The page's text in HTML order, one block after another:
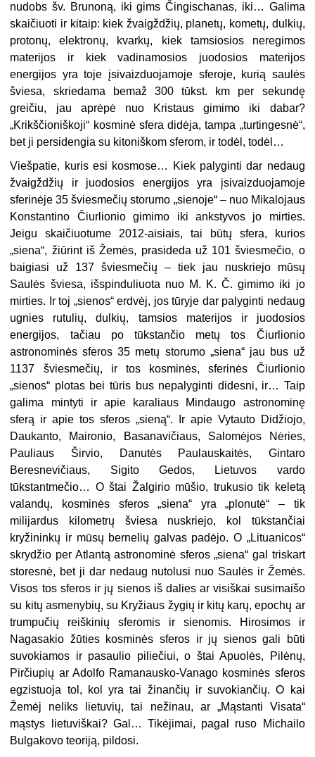
nudobs šv. Brunoną, iki gims Čingischanas, iki… Galima
skaičiuoti ir kitaip: kiek žvaigždžių, planetų, kometų, dulkių,
protonų, elektronų, kvarkų, kiek tamsiosios neregimos
materijos ir kiek vadinamosios juodosios materijos
energijos yra toje įsivaizduojamoje sferoje, kurią saulės
šviesa, skriedama bemaž 300 tūkst. km per sekundę
greičiu, jau aprėpė nuo Kristaus gimimo iki dabar?
„Krikščioniškoji“ kosminė sfera didėja, tampa „turtingesnė“,
bet ji persidengia su kitoniškom sferom, ir todėl, todėl…
Viešpatie, kuris esi kosmose… Kiek palyginti dar nedaug
žvaigždžių ir juodosios energijos yra įsivaizduojamoje
sferinėje 35 šviesmečių storumo „sienoje“ – nuo Mikalojaus
Konstantino Čiurlionio gimimo iki ankstyvos jo mirties.
Jeigu skaičiuotume 2012-aisiais, tai būtų sfera, kurios
„siena“, žiūrint iš Žemės, prasideda už 101 šviesmečio, o
baigiasi už 137 šviesmečių – tiek jau nuskriejo mūsų
Saulės šviesa, išspinduliuota nuo M. K. Č. gimimo iki jo
mirties. Ir toj „sienos“ erdvėj, jos tūryje dar palyginti nedaug
ugnies rutulių, dulkių, tamsios materijos ir juodosios
energijos, tačiau po tūkstančio metų tos Čiurlionio
astronominės sferos 35 metų storumo „siena“ jau bus už
1137 šviesmečių, ir tos kosminės, sferinės Čiurlionio
„sienos“ plotas bei tūris bus nepalyginti didesni, ir… Taip
galima mintyti ir apie karaliaus Mindaugo astronominę
sferą ir apie tos sferos „sieną“. Ir apie Vytauto Didžiojo,
Daukanto, Maironio, Basanavičiaus, Salomėjos Nėries,
Pauliaus Širvio, Danutės Paulauskaitės, Gintaro
Beresnevičiaus, Sigito Gedos, Lietuvos vardo
tūkstantmečio… O štai Žalgirio mūšio, trukusio tik keletą
valandų, kosminės sferos „siena“ yra „plonutė“ – tik
milijardus kilometrų šviesa nuskriejo, kol tūkstančiai
kryžininkų ir mūsų bernelių galvas padėjo. O „Lituanicos“
skrydžio per Atlantą astronominė sferos „siena“ gal triskart
storesnė, bet ji dar nedaug nutolusi nuo Saulės ir Žemės.
Visos tos sferos ir jų sienos iš dalies ar visiškai susimaišo
su kitų asmenybių, su Kryžiaus žygių ir kitų karų, epochų ar
trumpučių reiškinių sferomis ir sienomis. Hirosimos ir
Nagasakio žūties kosminės sferos ir jų sienos gali būti
suvokiamos ir pasaulio piliečiui, o štai Apuolės, Pilėnų,
Pirčiupių ar Adolfo Ramanausko-Vanago kosminės sferos
egzistuoja tol, kol yra tai žinančių ir suvokiančių. O kai
Žemėj neliks lietuvių, tai nežinau, ar „Mąstanti Visata“
mąstys lietuviškai? Gal… Tikėjimai, pagal ruso Michailo
Bulgakovo teoriją, pildosi.